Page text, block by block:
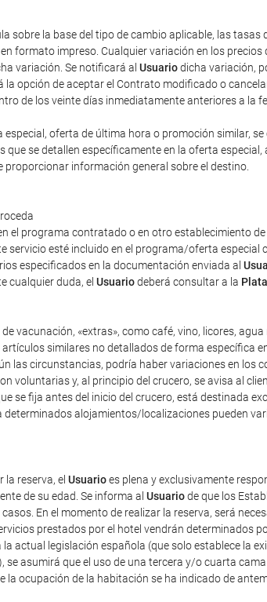
sobre la base del tipo de cambio aplicable, las
formato impreso. Cualquier variación en los
variación. Se notificará al Usuariodicha variación,
la opción de aceptar el Contrato modificado o
de los veinte días inmediatamente anteriores a la
oferta de última hora o promoción similar,
se detallen específicamente en la oferta
información general sobre el destino.
el programa contratado o en otro establecimiento
servicio esté incluido en el programa/oferta
especificados en la documentación enviada al
cualquier duda, el Usuariodeberá consultar a la
vacunación, «extras», como café, vino, licores,
similares no detallados de forma específica
las circunstancias, podría haber variaciones en
voluntarias y, al principio del crucero, se avisa al
se fija antes del inicio del crucero, está destinada
alojamientos/localizaciones pueden
reserva, el Usuarioes plena y exclusivamente
de su edad. Se informa al Usuariode que los
En el momento de realizar la reserva, será
prestados por el hotel vendrán determinados
actual legislación española (que solo establece la
asumirá que el uso de una tercera y/o cuarta
ocupación de la habitación se ha indicado de